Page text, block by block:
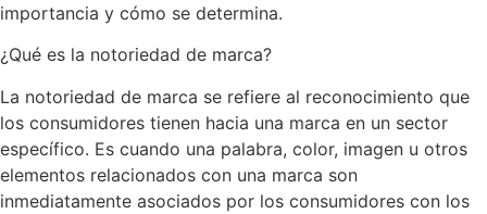
importancia y cómo se determina.
¿Qué es la notoriedad de marca?
La notoriedad de marca se refiere al reconocimiento que
los consumidores tienen hacia una marca en un sector
específico. Es cuando una palabra, color, imagen u otros
elementos relacionados con una marca son
inmediatamente asociados por los consumidores con los